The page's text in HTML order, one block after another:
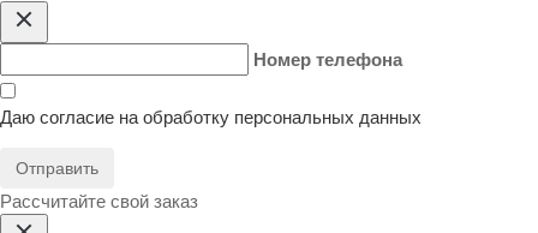
Номер телефона
Даю согласие на обработку персональных данных
Отправить
Расcчитайте свой заказ